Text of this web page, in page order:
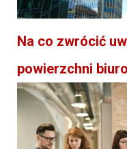
Na co zwrócić
powierzchni